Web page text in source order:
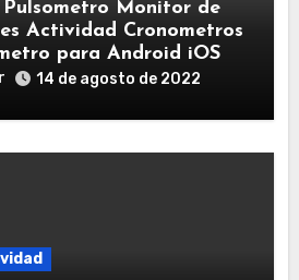
Monitor de
Actividad Cronometros
para Android iOS
14 de agosto de 2022